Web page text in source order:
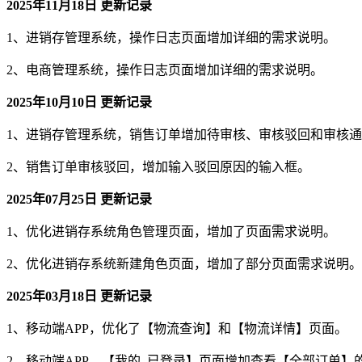
2025年11月18日 更新记录
1、进销存管理系统，操作日志页面增加详细的需求说明。
2、电商管理系统，操作日志页面增加详细的需求说明。
2025年10月10日 更新记录
1、进销存管理系统，销售订单增加待审核、审核驳回和审核通
2、销售订单审核驳回，增加输入驳回原因的输入框。
2025年07月25日 更新记录
1、优化进销存系统角色管理页面，增加了页面需求说明。
2、优化进销存系统新建角色页面，增加了部分页面需求说明。
2025年03月18日 更新记录
1、移动端APP，优化了【物流查询】和【物流详情】页面。